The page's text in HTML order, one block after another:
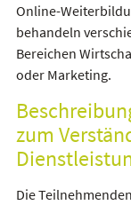
Online-
behandeln
Bereichen
oder Marketing.
zum
Die